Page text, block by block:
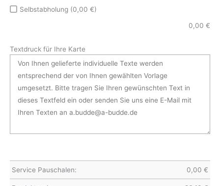
Selbstabholung (0,00 €)
0,00 €
Textdruck für Ihre Karte
Service Pauschalen: 0,00 €